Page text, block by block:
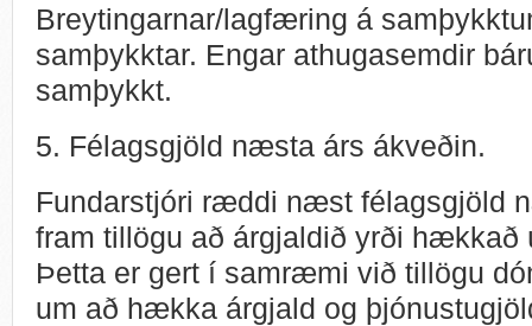
Breytingarnar/lagfæring á
samþykktar. Engar athugasemdir
samþykkt.
5. Félagsgjöld næsta árs ákveðin.
Fundarstjóri ræddi næst félagsgjöld
fram tillögu að árgjaldið yrði hækkað
Þetta er gert í samræmi við tillögu
um að hækka árgjald og